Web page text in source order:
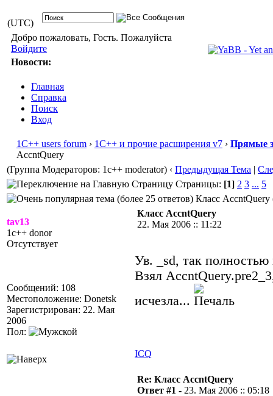
(UTC)
Добро пожаловать, Гость. Пожалуйста
Войдите
Новости:
Главная
Справка
Поиск
Вход
1С++ users forum › 1С++ и прочие расширения v7 › Прямые
AccntQuery
(Группа Модераторов: 1c++ moderator) ‹ Предыдущая Тема |
Страницы: [1] 2 3 ... 5
Класс AccntQuery
tav13
1c++ donor
Отсутствует
Сообщений: 108
Местоположение: Donetsk
Зарегистрирован: 22. Мая
2006
Пол:
Класс AccntQuery
22. Мая 2006 :: 11:22
Ув. _sd, так полностью
Взял
исчезла...
ICQ
Re: Класс AccntQuery
Ответ #1 - 23. Мая 2006 :: 05:18